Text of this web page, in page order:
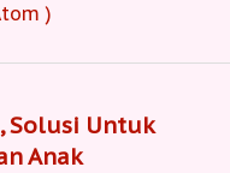
)
Solusi Untuk
Anak